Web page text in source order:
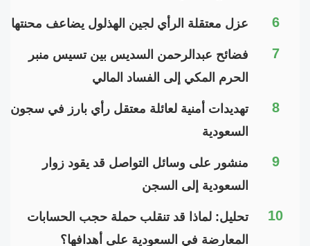
6 عزل معتقلة الرأي لجين الهذلول يضاعف محنتها
7
فضائح عبدالرحمن السديس بين تسيس منبر
الحرم المكي إلى الفساد المالي
8
تهديدات أمنية لعائلة معتقل رأي بارز في سجون
السعودية
9
منشور على وسائل التواصل قد يقود زوار
السعودية إلى السجن
10
تحليل: لماذا قد تنقلب حملة حجب الحسابات
المعارضة في السعودية على أهدافها؟